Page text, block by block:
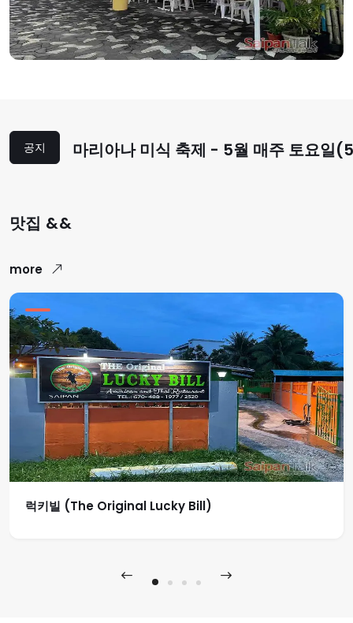
상세보기
공지
마리아나 미식 축제 - 5월 매주 토요일
맛집 &&
more
럭키빌 (The Original Lucky Bill)